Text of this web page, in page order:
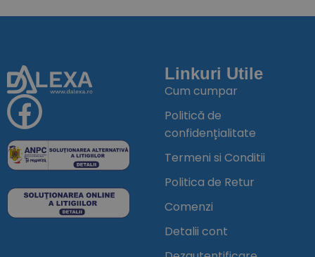
Linkuri Utile
Cum cumpar
Politică de
confidențialitate
Termeni si Conditii
Politica de Retur
Comenzi
Detalii cont